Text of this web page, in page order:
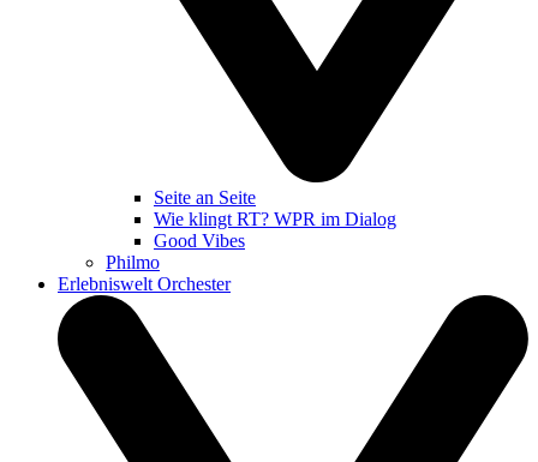
Seite an Seite
Wie klingt RT? WPR im Dialog
Good Vibes
Philmo
Erlebniswelt Orchester